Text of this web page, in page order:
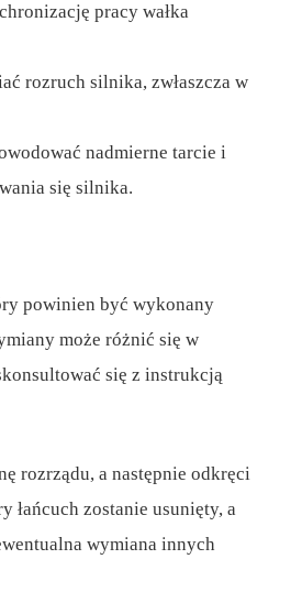
pracy wałka
rozruch silnika, zwłaszcza w
nadmierne tarcie i
się silnika.
powinien być wykonany
może różnić się w
się z instrukcją
rozrządu, a następnie odkręci
łańcuch zostanie usunięty, a
wymiana innych